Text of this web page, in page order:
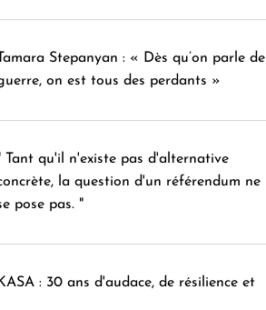
Tamara Stepanyan : « Dès qu’on parle de
on est tous des perdants »
Tant qu'il n'existe pas d'alternative
la question d'un référendum ne
pose pas. "
: 30 ans d'audace, de résilience et